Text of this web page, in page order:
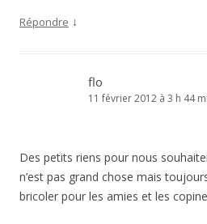
Répondre ↓
flo
11 février 2012 à 3 h 44
Des petits riens pour nous
n’est pas grand chose mais
bricoler pour les amies et les